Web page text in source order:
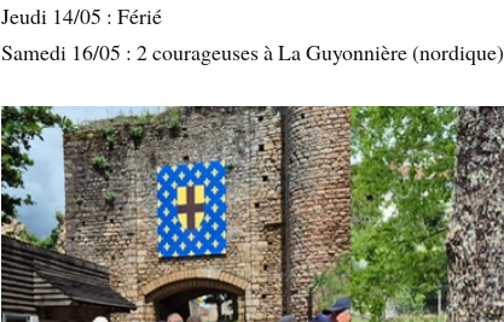
Jeudi 14/05 : Férié
Samedi 16/05 : 2 courageuses à La Guyonnière (nordique)